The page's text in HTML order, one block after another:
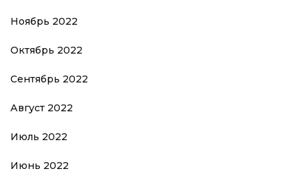
Ноябрь 2022
Октябрь 2022
Сентябрь 2022
Август 2022
Июль 2022
Июнь 2022